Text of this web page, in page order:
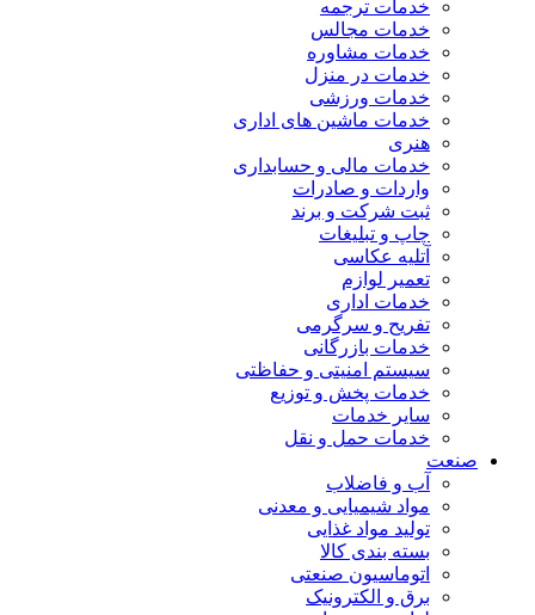
خدمات ترجمه
خدمات مجالس
خدمات مشاوره
خدمات در منزل
خدمات ورزشی
خدمات ماشین های اداری
هنری
خدمات مالی و حسابداری
واردات و صادرات
ثبت شرکت و برند
چاپ و تبلیغات
آتلیه عکاسی
تعمیر لوازم
خدمات اداری
تفریح و سرگرمی
خدمات بازرگانی
سیستم امنیتی و حفاظتی
خدمات پخش و توزیع
سایر خدمات
خدمات حمل و نقل
صنعت
آب و فاضلاب
مواد شیمیایی و معدنی
تولید مواد غذایی
بسته بندی کالا
اتوماسیون صنعتی
برق و الکترونیک